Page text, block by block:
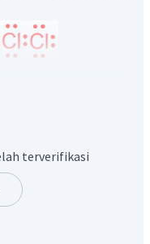
Elektron
pada kulit terluar.
golongannya.
sehingga memiliki 7
karena adanya
oleh dua atom
terverifikasi